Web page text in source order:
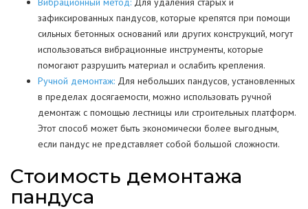
зафиксированных пандусов, которые крепятся при помощи
сильных бетонных оснований или других конструкций, могут
использоваться вибрационные инструменты, которые
помогают разрушить материал и ослабить крепления.
Ручной демонтаж: Для небольших пандусов, установленных
в пределах досягаемости, можно использовать ручной
демонтаж с помощью лестницы или строительных платформ.
Этот способ может быть экономически более выгодным,
если пандус не представляет собой большой сложности.
Стоимость демонтажа
пандуса